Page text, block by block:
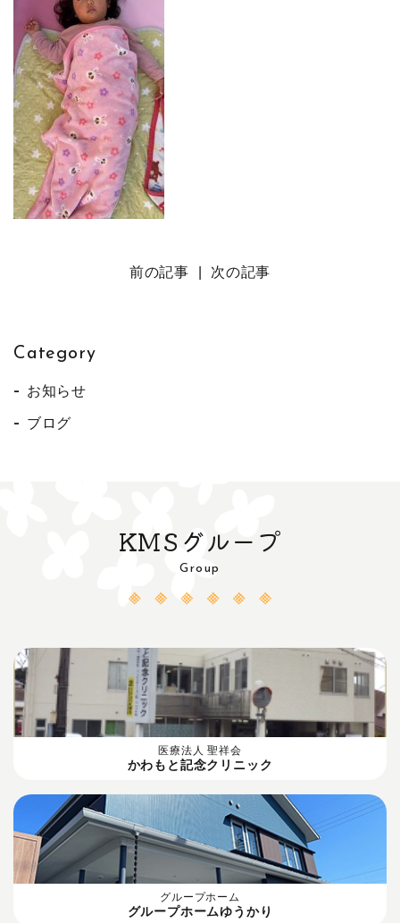
Category
お知らせ
ブログ
前の記事 次の記事
KMSグループ
Group
医療法人 聖祥会
かわもと記念クリニック
グループホーム
グループホームゆうかり